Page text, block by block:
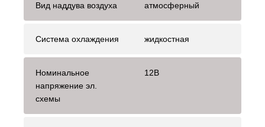
Вид наддува воздуха атмосферный
Система охлаждения жидкостная
Номинальное
напряжение эл.
схемы
12В